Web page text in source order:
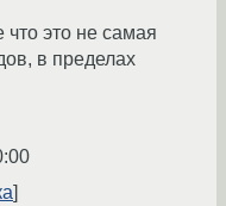
что это не самая
в пределах